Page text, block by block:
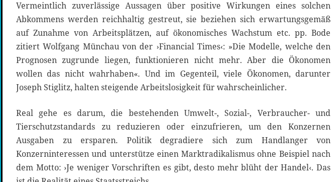
Vermeintlich zuverlässige Aussagen über positive Wirkungen eines solchen
Abkommens werden reichhaltig gestreut, sie beziehen sich erwartungsgemäß
auf Zunahme von Arbeitsplätzen, auf ökonomisches Wachstum etc. pp. Bode
zitiert Wolfgang Münchau von der ›Financial Times‹: »Die Modelle, welche den
Prognosen zugrunde liegen, funktionieren nicht mehr. Aber die Ökonomen
wollen das nicht wahrhaben«. Und im Gegenteil, viele Ökonomen, darunter
Joseph Stiglitz, halten steigende Arbeitslosigkeit für wahrscheinlicher.
Real gehe es darum, die bestehenden Umwelt-, Sozial-, Verbraucher- und
Tierschutzstandards zu reduzieren oder einzufrieren, um den Konzernen
Ausgaben zu ersparen. Politik degradiere sich zum Handlanger von
Konzerninteressen und unterstütze einen Marktradikalismus ohne Beispiel nach
dem Motto: ›Je weniger Vorschriften es gibt, desto mehr blüht der Handel‹. Das